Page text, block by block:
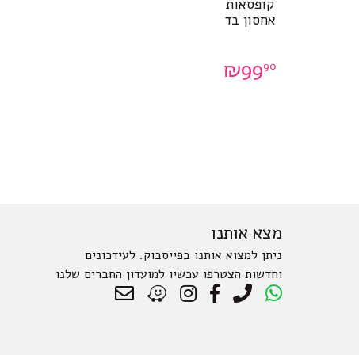
קופסאות
אחסון בד
₪9990
מצא אותנו
ניתן למצוא אותנו בפייסבוק. לעידכונים
וחדשות הצטרפו עכשיו למועדון החברים שלנו